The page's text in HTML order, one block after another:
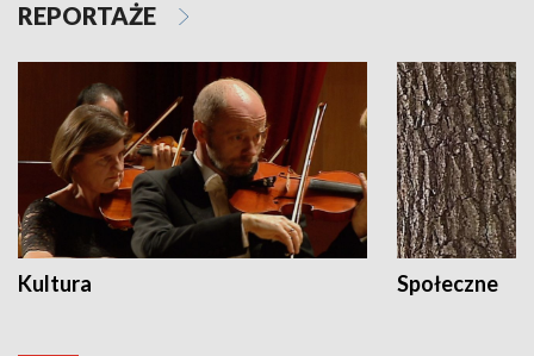
REPORTAŻE
Kultura Społeczne